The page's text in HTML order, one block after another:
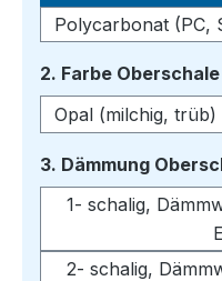
Polycarbonat (PC,
2. Farbe Oberschale
Opal (milchig, trüb)
3. Dämmung
1- schalig,
2- schalig,